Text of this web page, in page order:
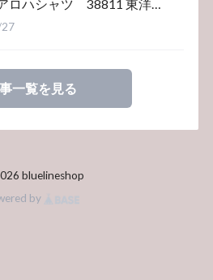
ハシャツ 38811 東洋エ
イズ
一覧を見る
bluelineshop
by